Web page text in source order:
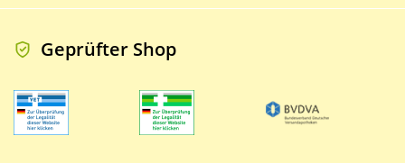
Geprüfter Shop